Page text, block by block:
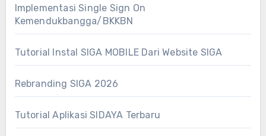
Implementasi Single Sign On
Kemendukbangga/BKKBN
Tutorial Instal SIGA MOBILE Dari Website SIGA
Rebranding SIGA 2026
Tutorial Aplikasi SIDAYA Terbaru